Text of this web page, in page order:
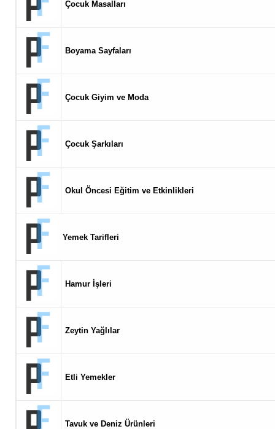
Çocuk Masalları
Boyama Sayfaları
Çocuk Giyim ve Moda
Çocuk Şarkıları
Okul Öncesi Eğitim ve Etkinlikleri
Yemek Tarifleri
Hamur İşleri
Zeytin Yağlılar
Etli Yemekler
Tavuk ve Deniz Ürünleri